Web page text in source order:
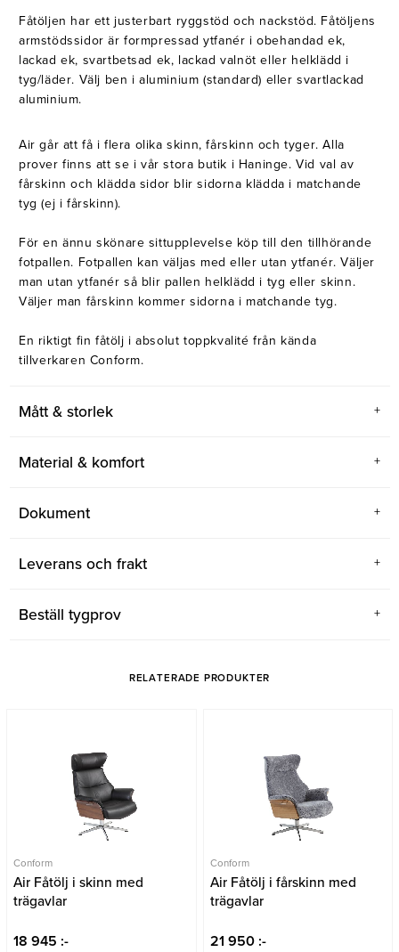
Fåtöljen har ett justerbart ryggstöd och nackstöd. Fåtöljens
armstödssidor är formpressad ytfanér i obehandad ek,
lackad ek, svartbetsad ek, lackad valnöt eller helklädd i
tyg/läder. Välj ben i aluminium (standard) eller svartlackad
aluminium.
Air går att få i flera olika skinn, fårskinn och tyger. Alla
prover finns att se i vår stora butik i Haninge. Vid val av
fårskinn och klädda sidor blir sidorna klädda i matchande
tyg (ej i fårskinn).
För en ännu skönare sittupplevelse köp till den tillhörande
fotpallen. Fotpallen kan väljas med eller utan ytfanér. Väljer
man utan ytfanér så blir pallen helklädd i tyg eller skinn.
Väljer man fårskinn kommer sidorna i matchande tyg.
En riktigt fin fåtölj i absolut toppkvalité från kända
tillverkaren Conform.
Mått & storlek
Material & komfort
Dokument
Leverans och frakt
Beställ tygprov
RELATERADE PRODUKTER
Conform
Air Fåtölj i skinn med
trägavlar
18 945 :-
Conform
Air Fåtölj i fårskinn med
trägavlar
21 950 :-